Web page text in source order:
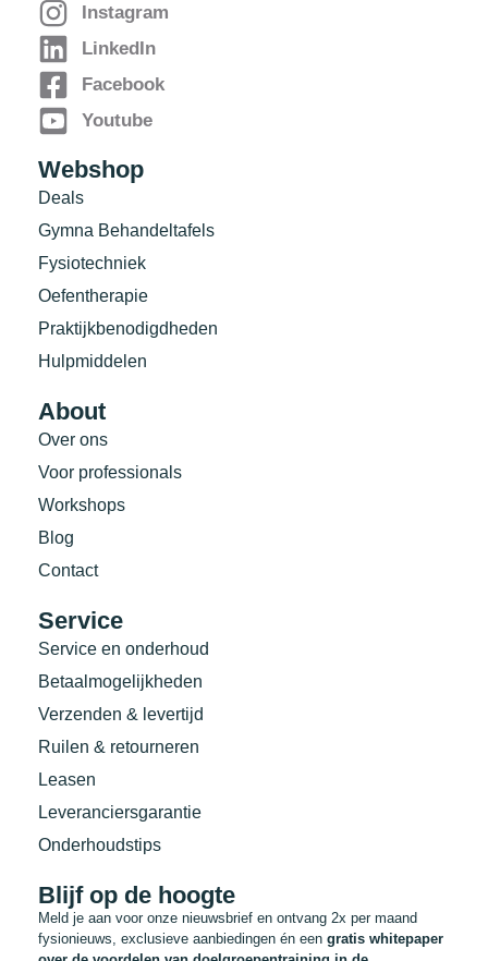
Instagram
LinkedIn
Facebook
Youtube
Webshop
Deals
Gymna Behandeltafels
Fysiotechniek
Oefentherapie
Praktijkbenodigdheden
Hulpmiddelen
About
Over ons
Voor professionals
Workshops
Blog
Contact
Service
Service en onderhoud
Betaalmogelijkheden
Verzenden & levertijd
Ruilen & retourneren
Leasen
Leveranciersgarantie
Onderhoudstips
Blijf op de hoogte
Meld je aan voor onze nieuwsbrief en ontvang 2x per maand
fysionieuws, exclusieve aanbiedingen én een gratis whitepaper